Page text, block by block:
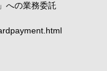
への業務委託